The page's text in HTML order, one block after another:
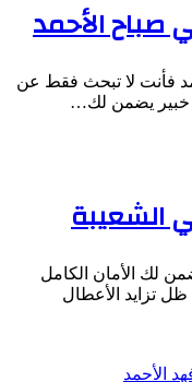
الأحمد
فأنت لا تبحث فقط عن
خبير يضمن لك…
الشعيبة
لك الأمان الكامل
تزايد الأعطال